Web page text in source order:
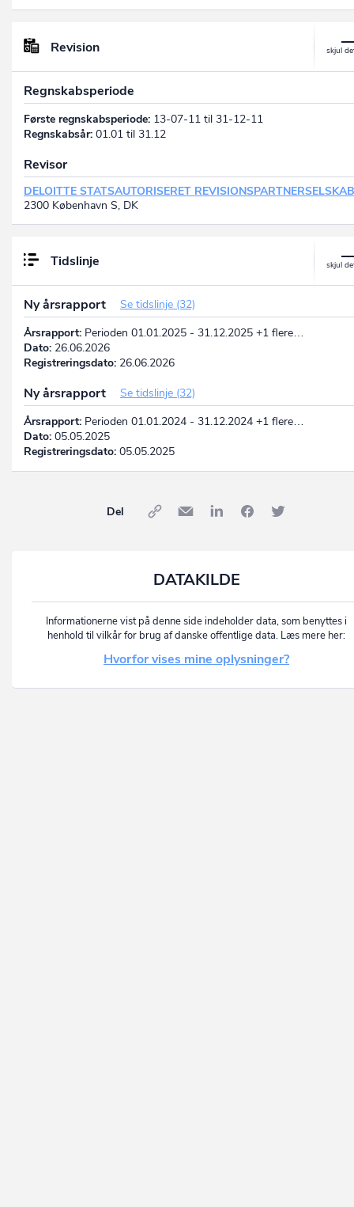
Revision
Regnskabsperiode
Første regnskabsperiode: 13-07-11 til 31-12-11
Regnskabsår: 01.01 til 31.12
Revisor
DELOITTE STATSAUTORISERET REVISIONSPARTNERSELSKAB
2300 København S, DK
Tidslinje
Ny årsrapport
Se tidslinje (32)
Årsrapport: Perioden 01.01.2025 - 31.12.2025 +1 flere…
Dato: 26.06.2026
Registreringsdato: 26.06.2026
Ny årsrapport
Se tidslinje (32)
Årsrapport: Perioden 01.01.2024 - 31.12.2024 +1 flere…
Dato: 05.05.2025
Registreringsdato: 05.05.2025
Del
DATAKILDE
Informationerne vist på denne side indeholder data, som benyttes i
henhold til vilkår for brug af danske offentlige data. Læs mere her:
Hvorfor vises mine oplysninger?